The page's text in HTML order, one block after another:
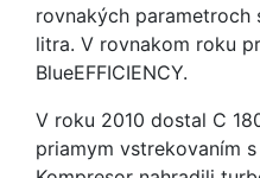
rovnakých parametroch
litra. V rovnakom roku
BlueEFFICIENCY.
V roku 2010 dostal C
priamym vstrekovaním